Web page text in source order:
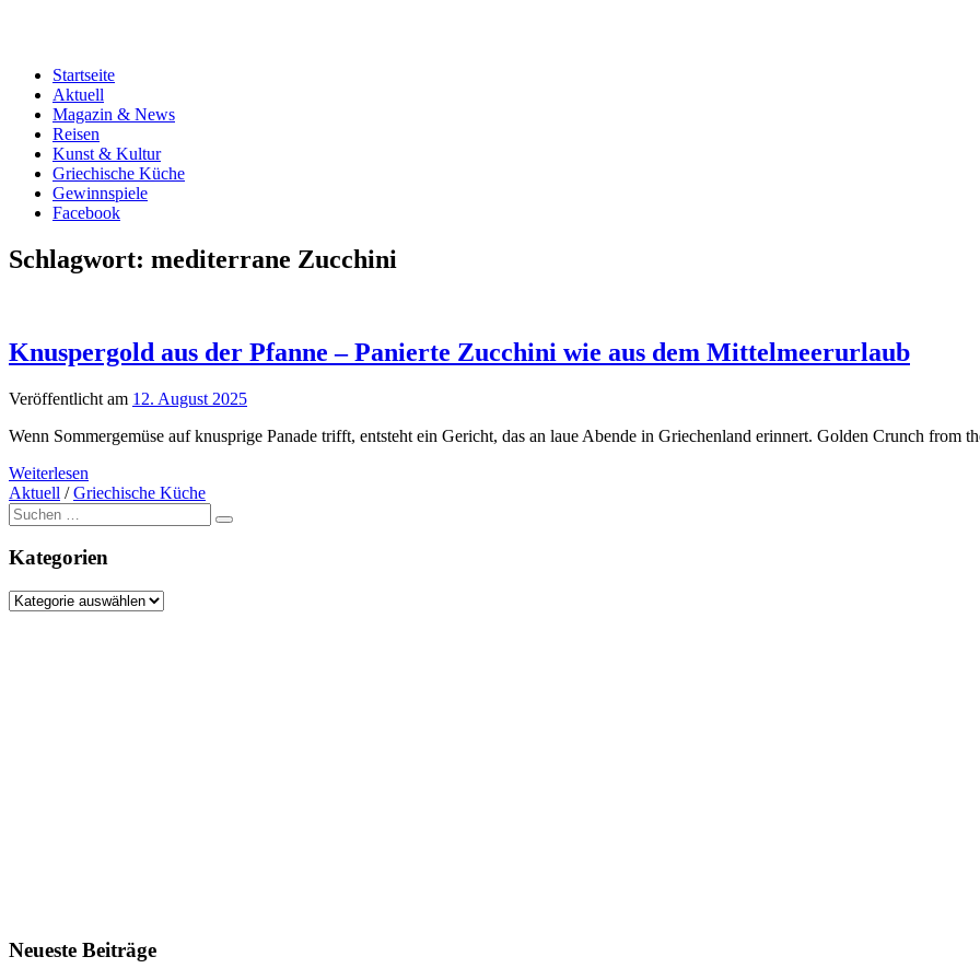
Startseite
Aktuell
Magazin & News
Reisen
Kunst & Kultur
Griechische Küche
Gewinnspiele
Facebook
Schlagwort: mediterrane Zucchini
Knuspergold aus der Pfanne – Panierte Zucchini wie aus dem Mittelmeerurlaub
Veröffentlicht am 12. August 2025
Wenn Sommergemüse auf knusprige Panade trifft, entsteht ein Gericht, das an laue Abende in Griechenland erinnert. Golden Crunch
Weiterlesen
Aktuell /Griechische Küche
Suche
nach:
Kategorien
Kategorien
Neueste Beiträge